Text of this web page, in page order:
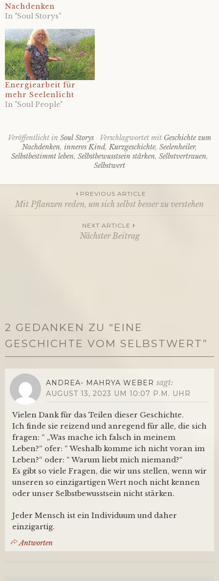
Nachdenken
In "Soul Storys"
Energiearbeit für
mehr Seelenlicht
In "Soul People"
Veröffentlicht in Soul Storys Verschlagwortet mit Geschichte zum
Nachdenken, inneres Kind, Kurzgeschichte, Seelenheiler,
Selbstbestimmt leben, Selbstbewusstsein stärken, Selbstvertrauen,
Selbstwert
Beitragsnavigation
PREVIOUS ARTICLE
Mit Pflanzen reden, um sich selbst besser zu verstehen
NEXT ARTICLE
Nächster Beitrag
2 GEDANKEN ZU “ EINE
GESCHICHTE VOM SELBSTWERT ”
ANDREA- MAHRYA WEBER sagt:
AUGUST 13, 2023 UM 10:07 P.M. UHR
Vielen Dank für das Teilen dieser Geschichte.
Ich finde sie reizend und anregend für alle, die sich
fragen: “ „Was mache ich falsch in meinem
Leben?“ ofer: “ Weshalb komme ich nicht voran im
Leben?“ oder: “ Warum liebt mich niemand?“
Es gibt so viele Fragen, die wir uns stellen, wenn wir
unseren so einzigartigen Wert noch nicht kennen
oder unser Selbstbewusstsein nicht stärken.
Jeder Mensch ist ein Individuum und daher
einzigartig.
Antworten